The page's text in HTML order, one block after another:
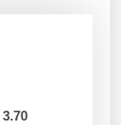
3.70